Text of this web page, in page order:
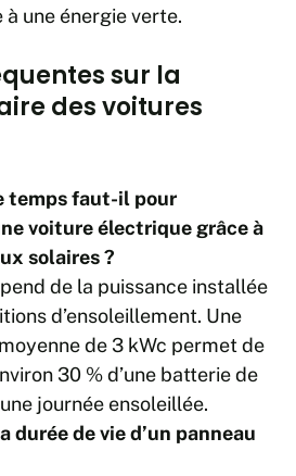
une énergie verte.
sur la
des voitures
temps faut-il pour
voiture électrique grâce à
solaires ?
de la puissance installée
d’ensoleillement. Une
de 3 kWc permet de
30 % d’une batterie de
journée ensoleillée.
durée de vie d’un panneau